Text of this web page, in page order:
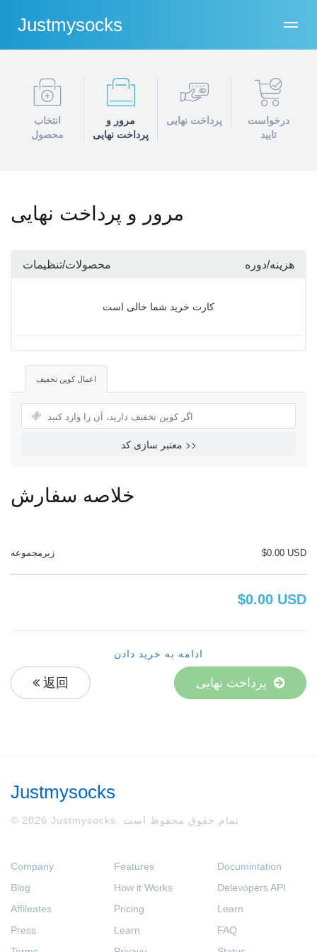
Justmysocks
انتخاب
محصول
مرور و
پرداخت نهایی
پرداخت نهایی
درخواست
تایید
مرور و پرداخت نهایی
محصولات/تنظیمات هزینه/دوره
کارت خرید شما خالی است
اعمال کوپن تخفیف
معتبر سازی کد >>
خلاصه سفارش
زیرمجموعه $0.00 USD
$0.00 USD
返回
ادامه به خرید دادن
Justmysocks
© 2026 Justmysocks. تمام حقوق محفوظ است
Company
Blog
Affileates
Press
Features
How it Works
Pricing
Learn
Documintation
Delevopers API
Learn
FAQ